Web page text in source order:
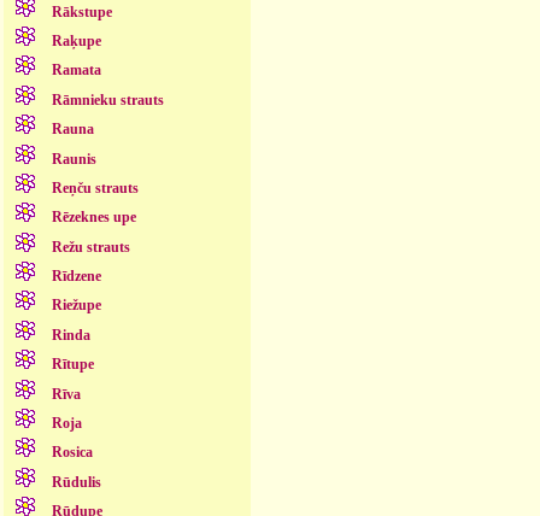
Rākstupe
Raķupe
Ramata
Rāmnieku strauts
Rauna
Raunis
Reņču strauts
Rēzeknes upe
Režu strauts
Rīdzene
Riežupe
Rinda
Rītupe
Rīva
Roja
Rosica
Rūdulis
Rūdupe